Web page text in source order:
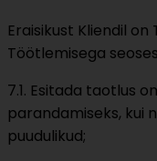
Eraisikust Kliendil
Töötlemisega
7.1. Esitada taotlus
parandamiseks, kui
puudulikud;